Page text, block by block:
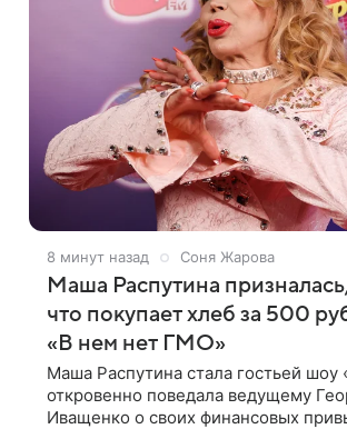
8 минут назад Соня Жарова
Маша Распутина
что покупает хлеб за 500
«В нем нет ГМО»
Маша Распутина стала гостьей шоу
откровенно поведала ведущему
Иващенко о своих финансовых